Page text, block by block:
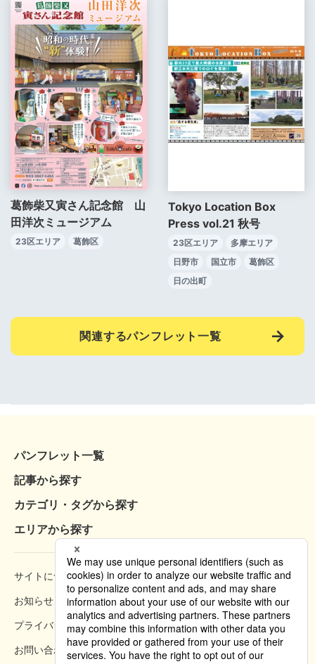
葛飾柴又寅さん記念館 山
田洋次ミュージアム
23区エリア 葛飾区
Tokyo Location Box
Press vol.21 秋号
23区エリア
多摩エリア
日野市
国立市
葛飾区
日の出町
関連するパンフレット一覧
パンフレット一覧
記事から探す
カテゴリ・タグから探す
エリアから探す
サイトについて 閲覧方法
お知らせ 掲載規約
プライバシーポリシー クッキーポリシー
お問い合わせ 掲載方法のご案内